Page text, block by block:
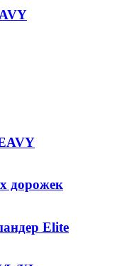
дорожек
Elite